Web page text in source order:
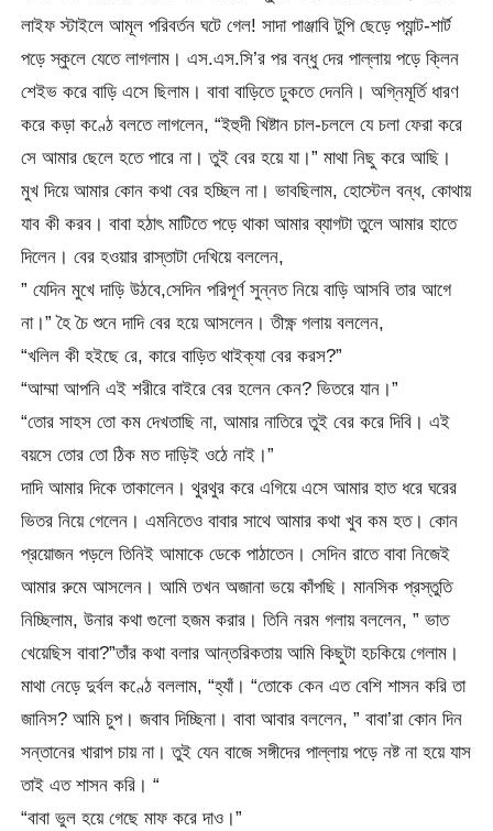
লাইফ স্টাইলে আমূল পরিবর্তন ঘটে গেল! সাদা পাঞ্জাবি টুপি ছেড়ে প্যান্ট-শার্ট
পড়ে স্কুলে যেতে লাগলাম। এস.এস.সি’র পর বন্ধু দের পাল্লায় পড়ে ক্লিন
শেইভ করে বাড়ি এসে ছিলাম। বাবা বাড়িতে ঢুকতে দেননি। অগ্নিমূর্তি ধারণ
করে কড়া কণ্ঠে বলতে লাগলেন, “ইহুদী খিষ্টান চাল-চললে যে চলা ফেরা করে
সে আমার ছেলে হতে পারে না। তুই বের হয়ে যা।” মাথা নিছু করে আছি।
মুখ দিয়ে আমার কোন কথা বের হচ্ছিল না। ভাবছিলাম, হোস্টেল বন্ধ, কোথায়
যাব কী করব। বাবা হঠাৎ মাটিতে পড়ে থাকা আমার ব্যাগটা তুলে আমার হাতে
দিলেন। বের হওয়ার রাস্তাটা দেখিয়ে বললেন,
” যেদিন মুখে দাড়ি উঠবে,সেদিন পরিপূর্ণ সুন্নত নিয়ে বাড়ি আসবি তার আগে
না।” হৈ চৈ শুনে দাদি বের হয়ে আসলেন। তীক্ষ্ণ গলায় বললেন,
“খলিল কী হইছে রে, কারে বাড়িত থাইক্যা বের করস?”
“আম্মা আপনি এই শরীরে বাইরে বের হলেন কেন? ভিতরে যান।”
“তোর সাহস তো কম দেখতাছি না, আমার নাতিরে তুই বের করে দিবি। এই
বয়সে তোর তো ঠিক মত দাড়িই ওঠে নাই।”
দাদি আমার দিকে তাকালেন। থুরথুর করে এগিয়ে এসে আমার হাত ধরে ঘরের
ভিতর নিয়ে গেলেন। এমনিতেও বাবার সাথে আমার কথা খুব কম হত। কোন
প্রয়োজন পড়লে তিনিই আমাকে ডেকে পাঠাতেন। সেদিন রাতে বাবা নিজেই
আমার রুমে আসলেন। আমি তখন অজানা ভয়ে কাঁপছি। মানসিক প্রস্তুতি
নিচ্ছিলাম, উনার কথা গুলো হজম করার। তিনি নরম গলায় বললেন, ” ভাত
খেয়েছিস বাবা?”তাঁর কথা বলার আন্তরিকতায় আমি কিছুটা হচকিয়ে গেলাম।
মাথা নেড়ে দুর্বল কণ্ঠে বললাম, “হ্যাঁ। “তোকে কেন এত বেশি শাসন করি তা
জানিস? আমি চুপ। জবাব দিচ্ছিনা। বাবা আবার বললেন, ” বাবা’রা কোন দিন
সন্তানের খারাপ চায় না। তুই যেন বাজে সঙ্গীদের পাল্লায় পড়ে নষ্ট না হয়ে যাস
তাই এত শাসন করি। “
“বাবা ভুল হয়ে গেছে মাফ করে দাও।”